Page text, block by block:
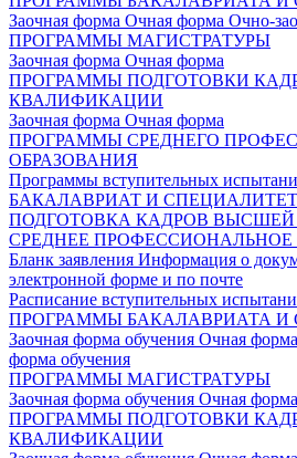
Заочная форма Очная форма Очно-
ПРОГРАММЫ МАГИСТРАТУРЫ
Заочная форма Очная форма
ПРОГРАММЫ ПОДГОТОВКИ
КВАЛИФИКАЦИИ
Заочная форма Очная форма
ПРОГРАММЫ СРЕДНЕГО
ОБРАЗОВАНИЯ
Программы вступительных
БАКАЛАВРИАТ И СПЕЦИАЛИТЕТ
ПОДГОТОВКА КАДРОВ
СРЕДНЕЕ ПРОФЕССИОНАЛЬНОЕ
Бланк заявления Информация о
электронной форме и по почте
Расписание вступительных
ПРОГРАММЫ БАКАЛАВРИАТА И
Заочная форма обучения Очная
форма обучения
ПРОГРАММЫ МАГИСТРАТУРЫ
Заочная форма обучения Очная
ПРОГРАММЫ ПОДГОТОВКИ
КВАЛИФИКАЦИИ